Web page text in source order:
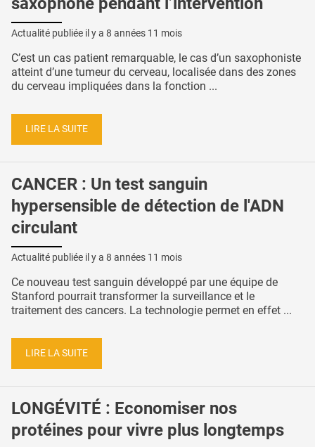
Actualité publiée il y a 8 années 11 mois
C’est un cas patient remarquable, le cas d’un saxophoniste
atteint d’une tumeur du cerveau, localisée dans des zones
du cerveau impliquées dans la fonction ...
LIRE LA SUITE
CANCER : Un test sanguin
hypersensible de détection de l'ADN
circulant
Actualité publiée il y a 8 années 11 mois
Ce nouveau test sanguin développé par une équipe de
Stanford pourrait transformer la surveillance et le
traitement des cancers. La technologie permet en effet ...
LIRE LA SUITE
LONGÉVITÉ : Economiser nos
protéines pour vivre plus longtemps